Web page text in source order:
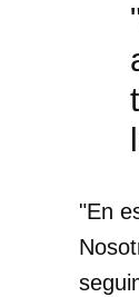
"En